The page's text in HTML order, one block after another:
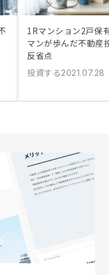
1Rマンション2戸保
マンが歩んだ不動産
反省点
投資する2021.07.28